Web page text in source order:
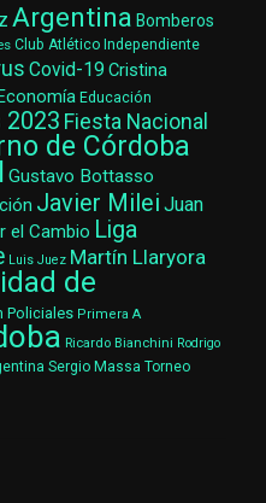
Argentina Bomberos
Club Atlético Independiente
Covid-19 Cristina
Economía Educación
2023 Fiesta Nacional
de Córdoba
Gustavo Bottasso
Javier Milei Juan
el Cambio Liga
Luis Juez Martín Llaryora
de
Policiales Primera A
Ricardo Bianchini Rodrigo
Sergio Massa Torneo